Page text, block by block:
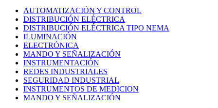
AUTOMATIZACIÓN Y CONTROL
DISTRIBUCIÓN ELÉCTRICA
DISTRIBUCIÓN ELÉCTRICA TIPO NEMA
ILUMINACIÓN
ELECTRÓNICA
MANDO Y SEÑALIZACIÓN
INSTRUMENTACIÓN
REDES INDUSTRIALES
SEGURIDAD INDUSTRIAL
INSTRUMENTOS DE MEDICION
MANDO Y SEÑALIZACIÓN